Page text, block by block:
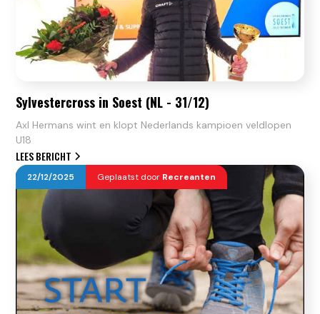
Sylvestercross in Soest (NL - 31/12)
Axl Hermans wint en klopt Nederlands kampioen veldlopen
U18
LEES BERICHT
22/12/2025 Geplaatst door Recreanten